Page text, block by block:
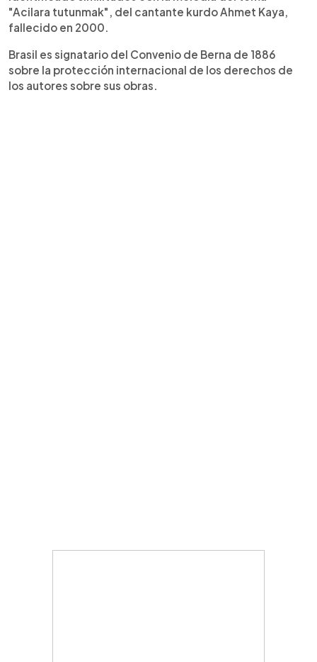
"Acilara tutunmak", del cantante kurdo Ahmet Kaya,
fallecido en 2000.
Brasil es signatario del Convenio de Berna de 1886
sobre la protección internacional de los derechos de
los autores sobre sus obras.